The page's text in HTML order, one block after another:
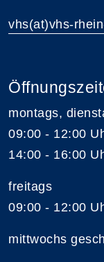
vhs(at)vhs-
montags,
09:00 - 12:00
14:00 - 16:00
freitags
09:00 - 12:00
mittwochs